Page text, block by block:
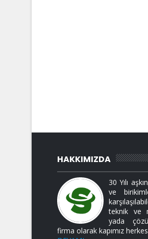
HAKKIMIZDA
30 Yılı
ve
teknik ve
yada
firma olarak kapımız